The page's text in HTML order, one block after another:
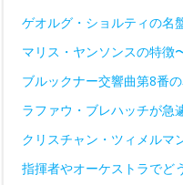
ゲオルグ・ショルティの
マリス・ヤンソンスの特徴
ブルックナー交響曲第8番
ラファウ・ブレハッチが急
クリスチャン・ツィメルマ
指揮者やオーケストラでど